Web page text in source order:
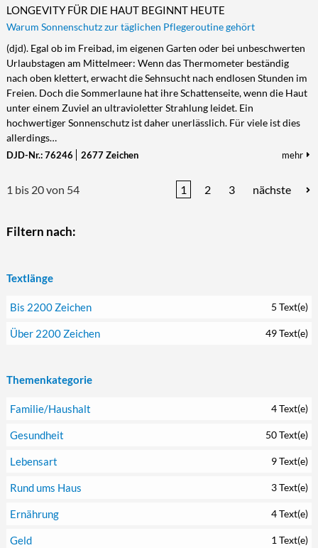
LONGEVITY FÜR DIE HAUT BEGINNT HEUTE
Warum Sonnenschutz zur täglichen Pflegeroutine gehört
(djd). Egal ob im Freibad, im eigenen Garten oder bei unbeschwerten
Urlaubstagen am Mittelmeer: Wenn das Thermometer beständig
nach oben klettert, erwacht die Sehnsucht nach endlosen Stunden im
Freien. Doch die Sommerlaune hat ihre Schattenseite, wenn die Haut
unter einem Zuviel an ultravioletter Strahlung leidet. Ein
hochwertiger Sonnenschutz ist daher unerlässlich. Für viele ist dies
allerdings…
DJD-Nr.: 76246 2677 Zeichen mehr
1 bis 20 von 54 1 2 3 nächste
Filtern nach:
Textlänge
Bis 2200 Zeichen 5 Text(e)
Über 2200 Zeichen 49 Text(e)
Themenkategorie
Familie/Haushalt 4 Text(e)
Gesundheit 50 Text(e)
Lebensart 9 Text(e)
Rund ums Haus 3 Text(e)
Ernährung 4 Text(e)
Geld 1 Text(e)